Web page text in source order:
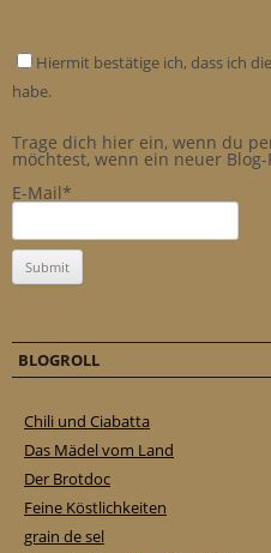
Hiermit bestätige ich, dass ich die
habe.
Trage dich hier ein, wenn du
möchtest, wenn ein neuer
E-Mail*
BLOGROLL
Chili und Ciabatta
Das Mädel vom Land
Der Brotdoc
Feine Köstlichkeiten
grain de sel